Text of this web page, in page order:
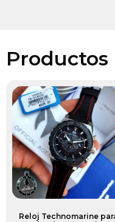
Reloj Technomarine